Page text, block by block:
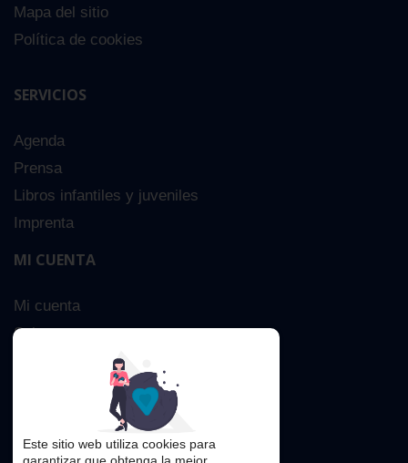
Mapa del sitio
Política de cookies
SERVICIOS
Agenda
Prensa
Libros infantiles y juveniles
Imprenta
MI CUENTA
Mi cuenta
Sobre nosotros
Búsqueda Avanzada
Este sitio web utiliza cookies para